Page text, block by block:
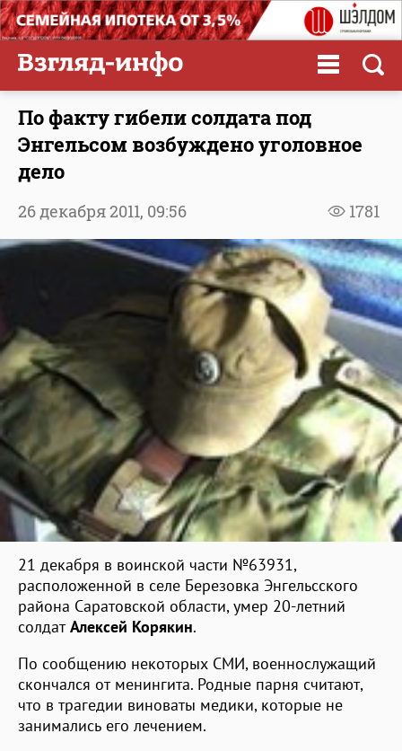
По факту гибели солдата под
Энгельсом возбуждено уголовное
дело
1781
26 декабря 2011, 09:56
21 декабря в воинской части №63931,
расположенной в селе Березовка Энгельсского
района Саратовской области, умер 20-летний
солдатАлексей Корякин.
По сообщению некоторых СМИ, военнослужащий
скончался от менингита. Родные парня считают,
что в трагедии виноваты медики, которые не
занимались его лечением.